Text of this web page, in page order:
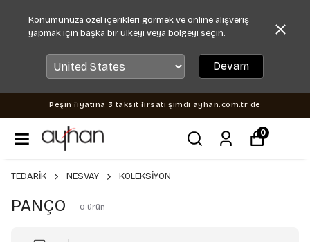
Konumunuza özel içerikleri görmek ve online alışveriş
yapmak için başka bir ülkeyi veya bölgeyi seçin.
Devam
Peşin fiyatına 3 taksit fırsatı şimdi ayhan.com.tr de
0
TEDARİK NESVAY KOLEKSİYON
PANÇO 0 ürün